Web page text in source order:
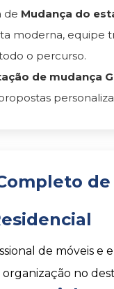
de Mudança do
moderna, equipe
o percurso.
de mudança
de móveis e
no